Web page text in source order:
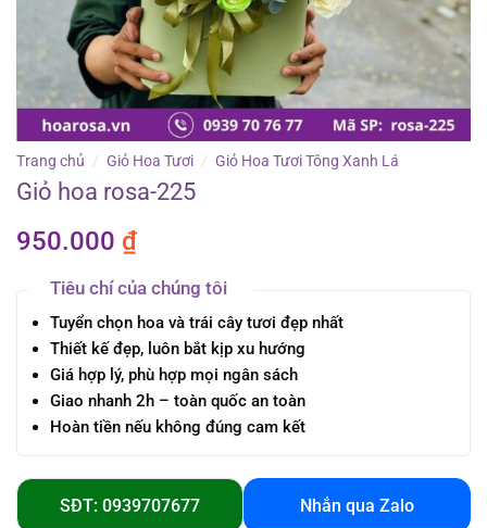
Trang chủ / Giỏ Hoa Tươi / Giỏ Hoa Tươi Tông Xanh Lá
Giỏ hoa rosa-225
950.000 ₫
Tiêu chí của chúng tôi
Tuyển chọn hoa và trái cây tươi đẹp nhất
Thiết kế đẹp, luôn bắt kịp xu hướng
Giá hợp lý, phù hợp mọi ngân sách
Giao nhanh 2h – toàn quốc an toàn
Hoàn tiền nếu không đúng cam kết
SĐT: 0939707677 Nhắn qua Zalo